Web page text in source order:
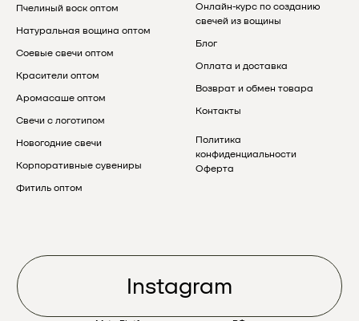
Пчелиный воск оптом
Натуральная вощина оптом
Соевые свечи оптом
Красители оптом
Аромасаше оптом
Свечи с логотипом
Новогодние свечи
Корпоративные сувениры
Фитиль оптом
Онлайн-курс по созданию
свечей из вощины
Блог
Оплата и доставка
Возврат и обмен товара
Контакты
Политика
конфиденциальности
Оферта